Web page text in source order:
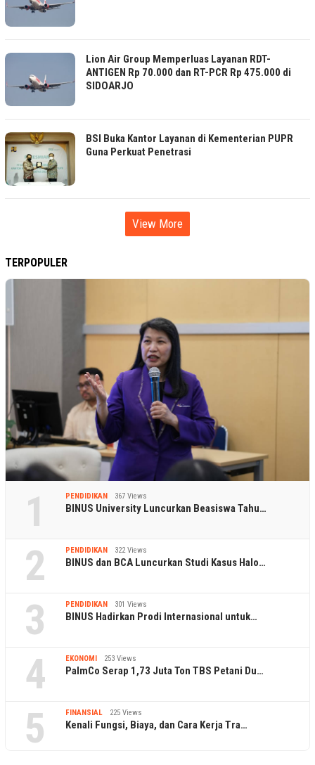
Lion Air Group Memperluas Layanan RDT-
ANTIGEN Rp 70.000 dan RT-PCR Rp 475.000 di
SIDOARJO
BSI Buka Kantor Layanan di Kementerian PUPR
Guna Perkuat Penetrasi
View More
TERPOPULER
1 PENDIDIKAN 367 Views
BINUS University Luncurkan Beasiswa Tahu…
2 PENDIDIKAN 322 Views
BINUS dan BCA Luncurkan Studi Kasus Halo…
3 PENDIDIKAN 301 Views
BINUS Hadirkan Prodi Internasional untuk…
4 EKONOMI 253 Views
PalmCo Serap 1,73 Juta Ton TBS Petani Du…
5 FINANSIAL 225 Views
Kenali Fungsi, Biaya, dan Cara Kerja Tra…